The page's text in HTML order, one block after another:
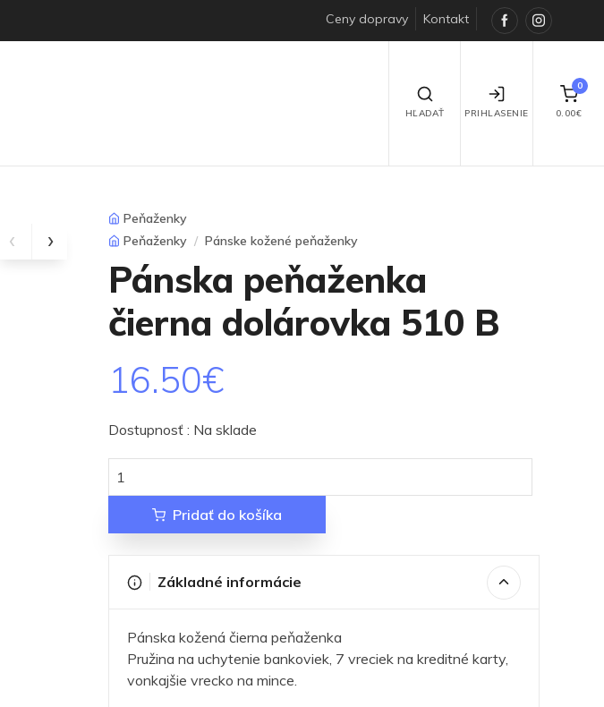
Ceny dopravy Kontakt Facebook
HĽADAŤ PRIHLASENIE
0
0.00€
Peňaženky
Peňaženky
Pánske kožené peňaženky
Pánska peňaženka
čierna dolárovka 510 B
16.50€
Dostupnosť : Na sklade
Pridať do košíka
Základné informácie
Pánska kožená čierna peňaženka
Pružina na uchytenie bankoviek, 7 vreciek na kreditné karty,
vonkajšie vrecko na mince.